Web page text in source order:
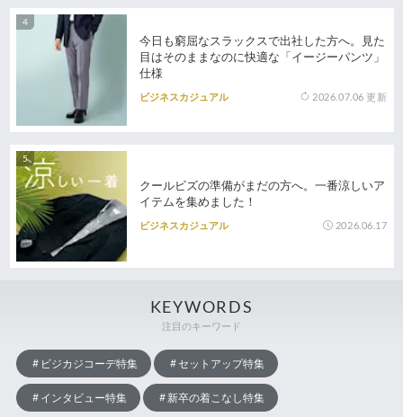
今日も窮屈なスラックスで出社した方へ。見た
目はそのままなのに快適な「イージーパンツ」
仕様
ビジネスカジュアル 2026.07.06 更新
クールビズの準備がまだの方へ。一番涼しいア
イテムを集めました！
ビジネスカジュアル 2026.06.17
KEYWORDS
注目のキーワード
ビジカジコーデ特集 セットアップ特集
インタビュー特集 新卒の着こなし特集